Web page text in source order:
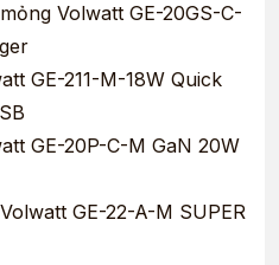
Volwatt GE-20GS-C-
GE-211-M-18W Quick
GE-20P-C-M GaN 20W
GE-22-A-M SUPER